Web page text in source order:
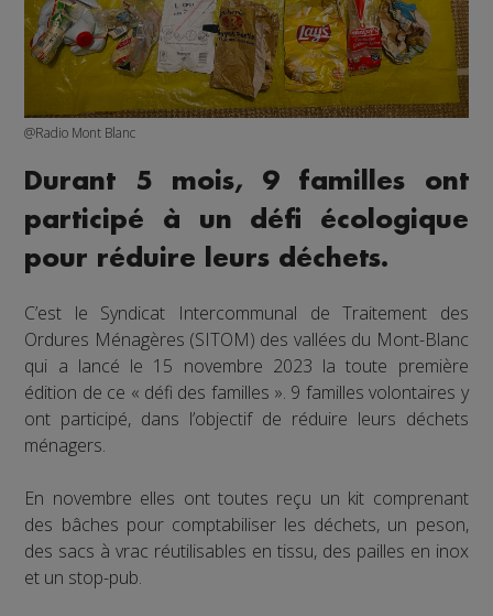
@Radio Mont Blanc
Durant 5 mois, 9 familles ont
participé à un défi écologique
pour réduire leurs déchets.
C’est le Syndicat Intercommunal de Traitement des
Ordures Ménagères (SITOM) des vallées du Mont-Blanc
qui a lancé le 15 novembre 2023 la toute première
édition de ce « défi des familles ». 9 familles volontaires y
ont participé, dans l’objectif de réduire leurs déchets
ménagers.
En novembre elles ont toutes reçu un kit comprenant
des bâches pour comptabiliser les déchets, un peson,
des sacs à vrac réutilisables en tissu, des pailles en inox
et un stop-pub.